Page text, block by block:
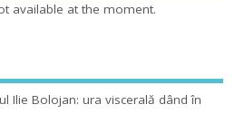
available at the moment.
Ilie Bolojan: ura viscerală dând în